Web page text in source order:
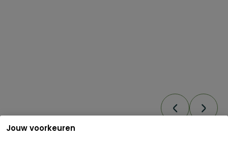
Jouw voorkeuren